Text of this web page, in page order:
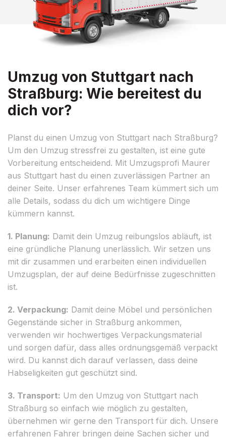
Umzug von Stuttgart nach
Straßburg: Wie bereitest du
dich vor?
Planst du einen Umzug von Stuttgart nach Straßburg?
Um den Umzug stressfrei zu gestalten, ist eine gute
Vorbereitung entscheidend. Mit Umzugsprofi Maurer
aus Stuttgart hast du einen zuverlässigen Partner an
deiner Seite. Unser erfahrenes Team kümmert sich um
alle Details, sodass du dich um wichtigere Dinge
kümmern kannst.
1. Planung: Damit dein Umzug reibungslos abläuft, ist
eine gründliche Planung unerlässlich. Wir setzen uns
mit dir zusammen und erarbeiten einen individuellen
Umzugsplan, der auf deine Bedürfnisse zugeschnitten
ist.
2. Verpackung: Damit deine Möbel und persönlichen
Gegenstände sicher in Straßburg ankommen,
verwenden wir hochwertiges Verpackungsmaterial
und sorgen dafür, dass alles ordnungsgemäß verpackt
wird. Du kannst dich darauf verlassen, dass deine
Habseligkeiten gut geschützt sind.
3. Transport: Um den Umzug von Stuttgart nach
Straßburg so einfach wie möglich zu gestalten,
übernehmen wir gerne den Transport für dich. Unsere
erfahrenen Fahrer bringen deine Sachen sicher und